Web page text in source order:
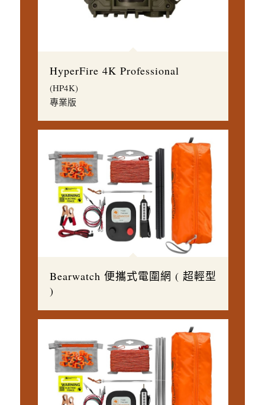
HyperFire 4K Professional
(HP4K)
專業版
Bearwatch 便攜式電圍網 ( 超輕型
)